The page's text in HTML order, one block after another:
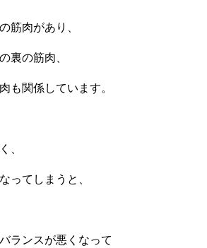
筋肉があり、
裏の筋肉、
も関係しています。
、
ってしまうと、
ランスが悪くなって